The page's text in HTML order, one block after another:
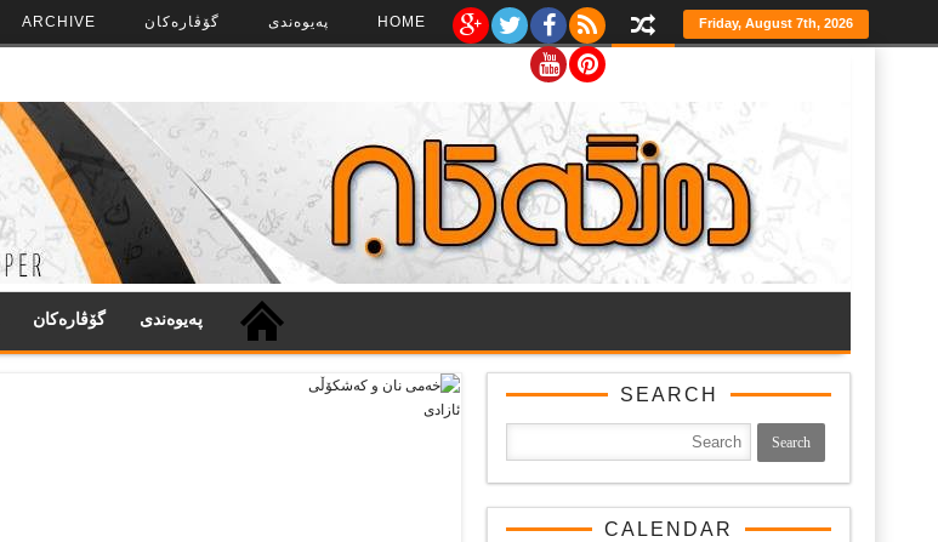
ARCHIVE گۆڤاره‌کان په‌‌یوه‌ندی HOME Friday, August 7th, 2026
گۆڤاره‌کان په‌‌یوه‌ندی
SEARCH
CALENDAR